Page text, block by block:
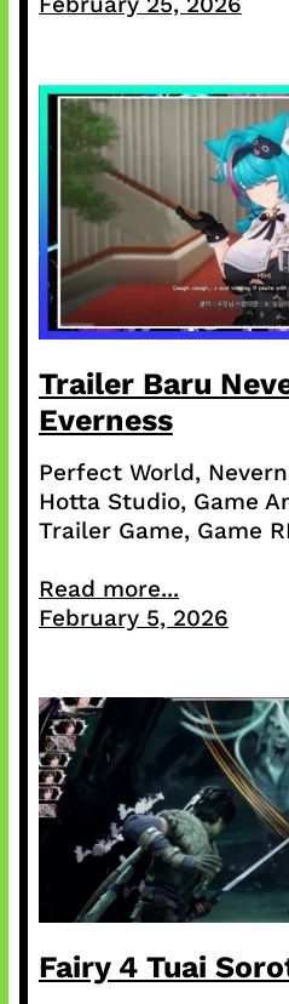
Trailer Baru
Everness
Perfect World,
Hotta Studio, Game
Trailer Game, Game
Read more...
February 5, 2026
Fairy 4 Tuai